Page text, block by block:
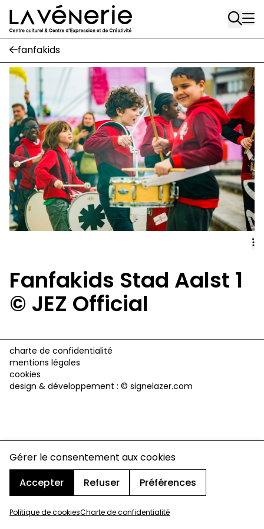
Gérer le consentement aux cookies
Accepter
Refuser Préférences
Politique de cookiesCharte de confidentialité
Aller au contenu principal
Rue Gratès, 3
1170 Watermael-Boitsfort
02 663 85 50
Écuries
Place Gilson, 3
1170 Watermael-Boitsfort
02 663 85 50
suivez-nous
Journal Vénerie- version papier
Newsletter
fanfakids
Fanfakids Stad Aalst 1
© JEZ Official
charte de confidentialité
mentions légales
cookies
design & développement : © signelazer.com